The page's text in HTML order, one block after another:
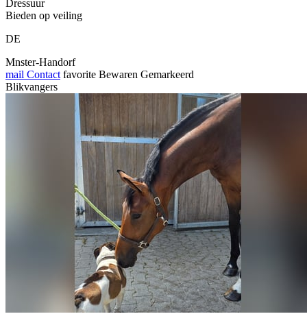
Dressuur
Bieden op veiling
DE
Mnster-Handorf
mail Contact favorite Bewaren Gemarkeerd
Blikvangers